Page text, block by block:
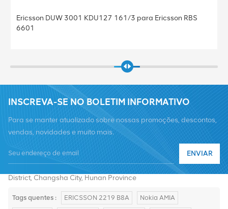
RBS
Estação Base BBU Baseband Ericsson
INSCREVA-SE NO BOLETIM INFORMATIVO
Para se manter atualizado sobre nossas promoções, descontos,
vendas, novidades e muito mais.
ENVIAR
E-mail :summer@chinaxingheda.com
Endereço : 2506 Xidi Building, No. 8 Fenglin Third Road,Yuelu
District, Changsha City, Hunan Province
Tags quentes : ERICSSON 2219 B8A Nokia AMIA